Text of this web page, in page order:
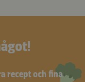
recept och fina